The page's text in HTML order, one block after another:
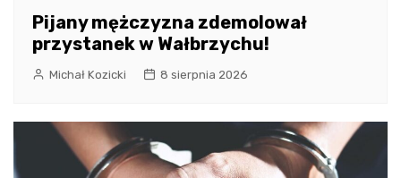
Pijany mężczyzna zdemolował
przystanek w Wałbrzychu!
Michał Kozicki 8 sierpnia 2026